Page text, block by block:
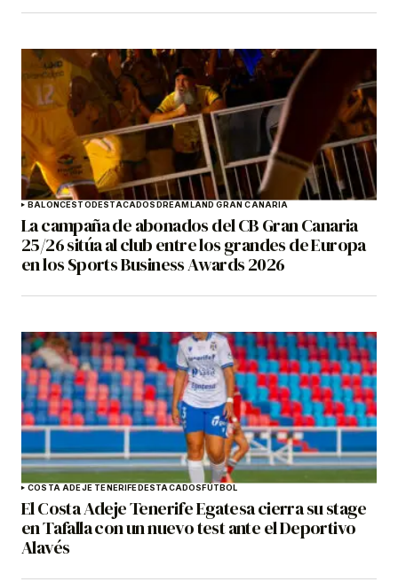
BALONCESTODESTACADOSDREAMLAND GRAN CANARIA
La campaña de abonados del CB Gran Canaria
25/26 sitúa al club entre los grandes de Europa
en los Sports Business Awards 2026
COSTA ADEJE TENERIFEDESTACADOSFÚTBOL
El Costa Adeje Tenerife Egatesa cierra su stage
en Tafalla con un nuevo test ante el Deportivo
Alavés